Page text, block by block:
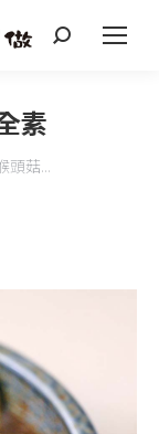
搜
素
頭菇...